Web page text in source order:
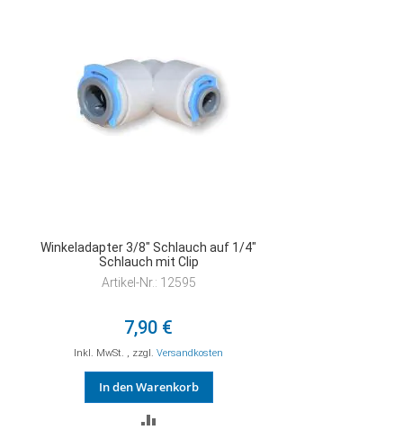
Winkeladapter 3/8" Schlauch auf 1/4"
Schlauch mit Clip
Artikel-Nr.: 12595
7,90 €
Inkl. MwSt. , zzgl. Versandkosten
In den Warenkorb